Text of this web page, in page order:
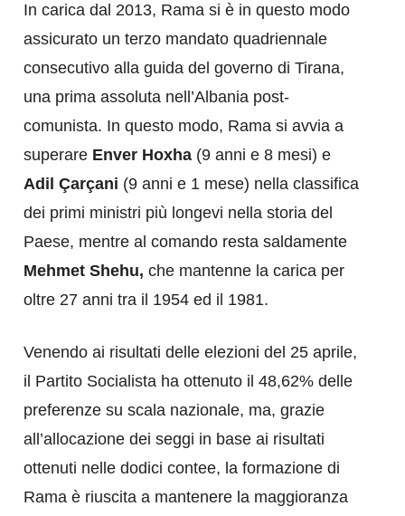
In carica dal 2013, Rama si è in questo modo
assicurato un terzo mandato quadriennale
consecutivo alla guida del governo di Tirana,
una prima assoluta nell’Albania post-
comunista. In questo modo, Rama si avvia a
superare Enver Hoxha (9 anni e 8 mesi) e
Adil Çarçani (9 anni e 1 mese) nella classifica
dei primi ministri più longevi nella storia del
Paese, mentre al comando resta saldamente
Mehmet Shehu, che mantenne la carica per
oltre 27 anni tra il 1954 ed il 1981.
Venendo ai risultati delle elezioni del 25 aprile,
il Partito Socialista ha ottenuto il 48,62% delle
preferenze su scala nazionale, ma, grazie
all’allocazione dei seggi in base ai risultati
ottenuti nelle dodici contee, la formazione di
Rama è riuscita a mantenere la maggioranza